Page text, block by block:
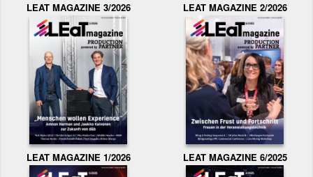
LEAT MAGAZINE 3/2026 LEAT MAGAZINE 2/2026
LEAT MAGAZINE 1/2026 LEAT MAGAZINE 6/2025